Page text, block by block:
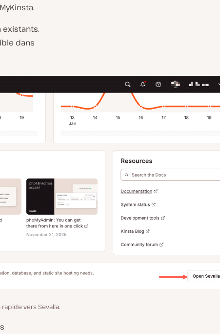
existants.
dans
vers Sevalla.